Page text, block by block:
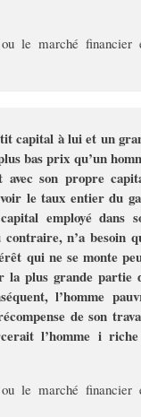
le marché financier
capital à lui et un
bas prix qu’un
avec son propre
le taux entier du
employé dans
n’a besoin
qui ne se monte
la plus grande partie
l’homme
de son
l’homme i
le marché financier